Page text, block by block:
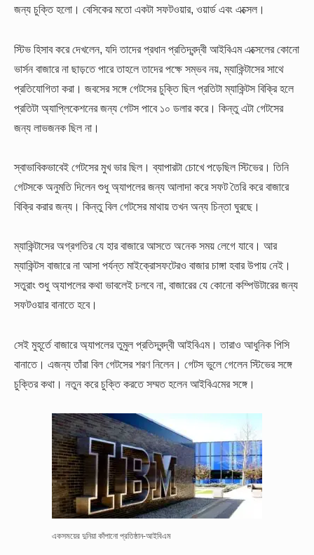
জন্য চুক্তি হলো। বেসিকের মতো একটা সফটওয়ার, ওয়ার্ড এবং এক্সেল।
স্টিভ হিসাব করে দেখলেন, যদি তাদের প্রধান প্রতিদ্বন্দ্বী আইবিএম এক্সেলের কোনো
ভার্সন বাজারে না ছাড়তে পারে তাহলে তাদের পক্ষে সম্ভব নয়, ম্যাকিন্টাসের সাথে
প্রতিযোগিতা করা। জবসের সঙ্গে গেটসের চুক্তি ছিল প্রতিটা ম্যাকিন্টস বিক্রি হলে
প্রতিটা অ্যাপ্লিকেশনের জন্য গেটস পাবে ১০ ডলার করে। কিন্তু এটা গেটসের
জন্য লাভজনক ছিল না।
স্বাভাবিকভাবেই গেটসের মুখ ভার ছিল। ব্যাপারটা চোখে পড়েছিল স্টিভের। তিনি
গেটসকে অনুমতি দিলেন শুধু অ্যাপলের জন্য আলাদা করে সফট তৈরি করে বাজারে
বিক্রি করার জন্য। কিন্তু বিল গেটসের মাথায় তখন অন্য চিন্তা ঘুরছে।
ম্যাকিন্টাসের অগ্রগতির যে হার বাজারে আসতে অনেক সময় লেগে যাবে। আর
ম্যাকিন্টস বাজারে না আসা পর্যন্ত মাইক্রোসফটেরও বাজার চাঙ্গা হবার উপায় নেই।
সতুরাং শুধু অ্যাপলের কথা ভাবলেই চলবে না, বাজারের যে কোনো কম্পিউটারের জন্য
সফটওয়ার বানাতে হবে।
সেই মুহূর্তে বাজারে অ্যাপলের তুমুল প্রতিদ্বন্দ্বী আইবিএম। তারাও আধুনিক পিসি
বানাতে। এজন্য তাঁরা বিল গেটসের শরণ নিলেন। গেটস ভুলে গেলেন স্টিভের সঙ্গে
চুক্তির কথা। নতুন করে চুক্তি করতে সম্মত হলেন আইবিএমের সঙ্গে।
একসময়ের দুনিয়া কাঁপানো প্রতিষ্ঠান-আইবিএম